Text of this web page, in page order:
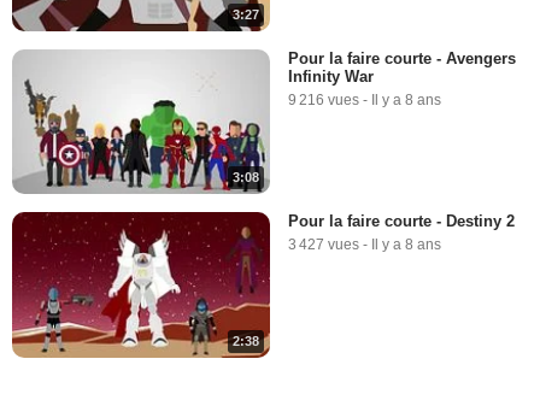
3:27
3:08
Pour la faire courte - Avengers
Infinity War
9 216 vues - Il y a 8 ans
2:38
Pour la faire courte - Destiny 2
3 427 vues - Il y a 8 ans